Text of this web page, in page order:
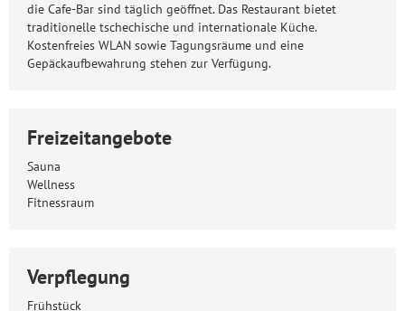
die Cafe-Bar sind täglich geöffnet. Das Restaurant bietet
traditionelle tschechische und internationale Küche.
Kostenfreies WLAN sowie Tagungsräume und eine
Gepäckaufbewahrung stehen zur Verfügung.
Freizeitangebote
Sauna
Wellness
Fitnessraum
Verpflegung
Frühstück